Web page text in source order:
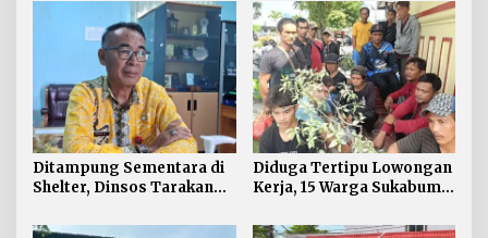
Ditampung Sementara di
Shelter, Dinsos Tarakan
Pekerja Asal Jawa Barat
Diduga Tertipu Lowongan
Kerja, 15 Warga Sukabumi